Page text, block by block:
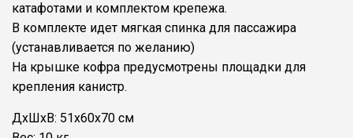
катафотами и комплектом крепежа.
В комплекте идет мягкая спинка для пассажира
(устанавливается по желанию)
На крышке кофра предусмотрены площадки для
крепления канистр.
ДхШхВ: 51х60х70 см